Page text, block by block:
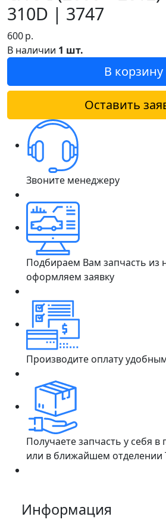
310D | 3747
600р.
В наличии 1 шт.
В корзину
Оставить
Звоните менеджеру
Подбираем Вам запчасть из
оформляем заявку
Производите оплату
Получаете запчасть у себя в
или в ближайшем отделении
Информация